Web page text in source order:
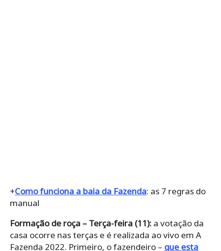
+Como funciona a baia da Fazenda: as 7 regras do
manual
Formação de roça – Terça-feira (11): a votação da
casa ocorre nas terças e é realizada ao vivo em A
Fazenda 2022. Primeiro, o fazendeiro – que esta